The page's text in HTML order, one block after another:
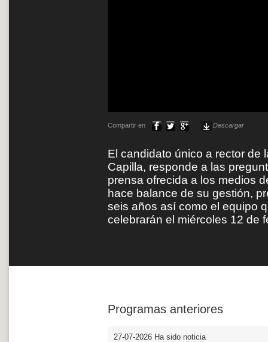
Compartir en Descargar
El candidato único a rector de
Capilla, responde a las
prensa ofrecida a los medios
hace balance de su gestión,
seis años así como el equipo
celebrarán el miércoles 12 de
Programas anteriores
27-07-2026 Ha sido noticia